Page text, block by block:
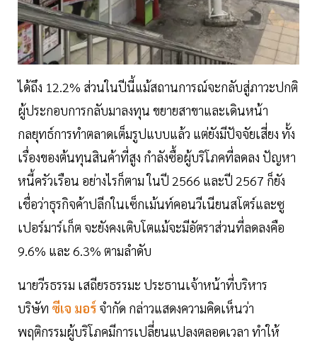
ได้ถึง 12.2% ส่วนในปีนี้แม้สถานการณ์จะกลับสู่ภาวะปกติ
ผู้ประกอบการกลับมาลงทุน ขยายสาขาและเดินหน้า
กลยุทธ์การทำตลาดเต็มรูปแบบแล้ว แต่ยังมีปัจจัยเสี่ยง ทั้ง
เรื่องของต้นทุนสินค้าที่สูง กำลังซื้อผู้บริโภคที่ลดลง ปัญหา
หนี้ครัวเรือน อย่างไรก็ตาม ในปี 2566 และปี 2567 ก็ยัง
เชื่อว่าธุรกิจค้าปลีกในเซ็กเม้นท์คอนวีเนียนสโตร์และซู
เปอร์มาร์เก็ต จะยังคงเติบโตแม้จะมีอัตราส่วนที่ลดลงคือ
9.6% และ 6.3% ตามลำดับ
นายวีรธรรม เสถียรธรรมะ ประธานเจ้าหน้าที่บริหาร
บริษัท ซีเจ มอร์ จำกัด กล่าวแสดงความคิดเห็นว่า
พฤติกรรมผู้บริโภคมีการเปลี่ยนแปลงตลอดเวลา ทำให้